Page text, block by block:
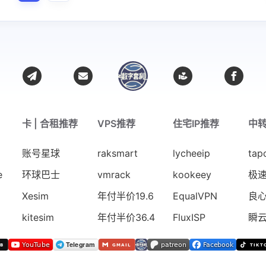
卡 | 合租推荐
账号星球
环球巴士
Xesim
kitesim
VPS推荐
raksmart
vmrack
年付半价19.6
年付半价36.4
住宅IP推荐
lycheeip
kookeey
EqualVPN
FluxISP
中
极
良
瞬